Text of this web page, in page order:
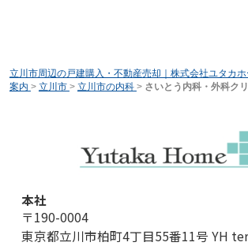
立川市周辺の戸建購入・不動産売却｜株式会社ユタカ
案内 > 立川市 > 立川市の内科 > さいとう内科・外科ク
本社
〒190-0004
東京都立川市柏町4丁目55番11号 YH